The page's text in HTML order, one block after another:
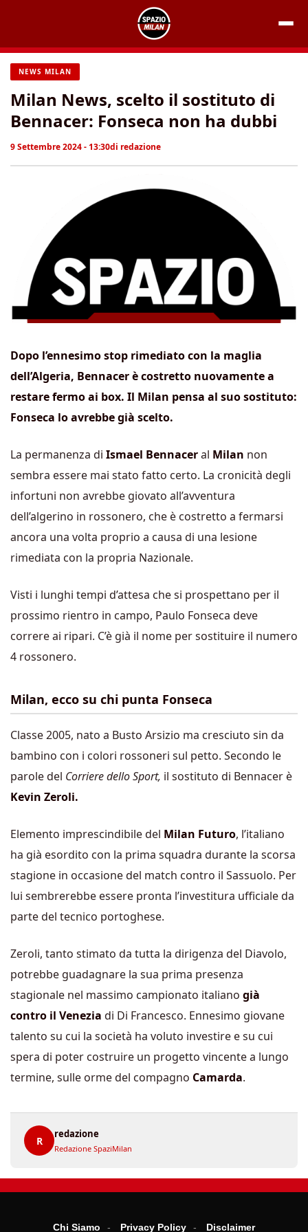
contenuto
NEWS MILAN
Milan News, scelto il sostituto di
Bennacer: Fonseca non ha dubbi
9 Settembre 2024 - 13:30di redazione
Dopo l’ennesimo stop rimediato con la maglia
dell’Algeria, Bennacer è costretto nuovamente a
restare fermo ai box. Il Milan pensa al suosostituto:
Fonseca lo avrebbe già scelto.
La permanenza di Ismael Bennaceral Milan non
sembra essere mai stato fatto certo. La cronicità degli
infortuni non avrebbe giovato all’avventura
dell’algerino in rossonero, che è costretto a fermarsi
ancora una volta proprio a causa di una lesione
rimediata con la propria Nazionale.
Visti i lunghi tempi d’attesa che si prospettano per il
prossimo rientro in campo, Paulo Fonseca deve
correre ai ripari. C’è già il nome per sostituire il numero
4 rossonero.
Milan, ecco su chi punta Fonseca
Classe 2005, nato a Busto Arsizio ma cresciuto sin da
bambino con i colori rossoneri sul petto. Secondo le
parole del Corriere dello Sport, il sostituto di Bennacer è
Kevin Zeroli.
Elemento imprescindibile del Milan Futuro, l’italiano
ha già esordito con la prima squadra durante la scorsa
stagione in occasione del match contro il Sassuolo. Per
lui sembrerebbe essere pronta l’investitura ufficiale da
parte del tecnico portoghese.
Zeroli, tanto stimato da tutta la dirigenza del Diavolo,
potrebbe guadagnare la sua prima presenza
stagionale nel massimo campionato italiano già
contro il Venezia di Di Francesco. Ennesimo giovane
talento su cui la società ha voluto investire e su cui
spera di poter costruire un progetto vincente a lungo
termine, sulle orme del compagno Camarda.
R
redazione
Redazione SpaziMilan
Chi Siamo Privacy Policy Disclaimer